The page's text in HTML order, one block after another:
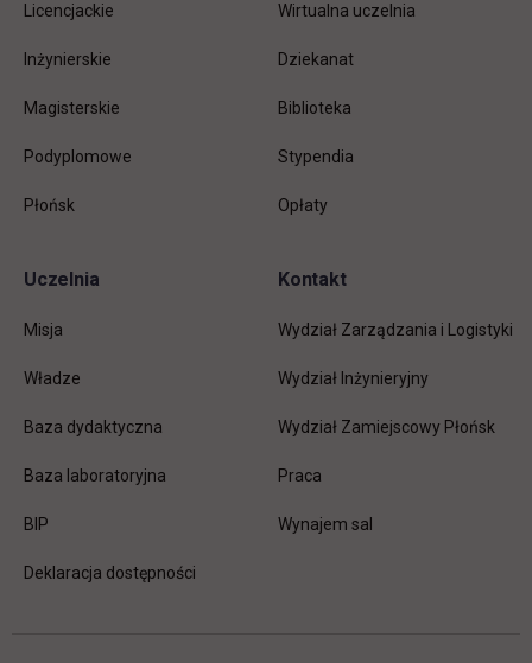
Licencjackie
Inżynierskie
Magisterskie
Podyplomowe
Płońsk
Wirtualna uczelnia
Dziekanat
Biblioteka
Stypendia
Opłaty
Uczelnia
Misja
Władze
Baza dydaktyczna
Baza laboratoryjna
BIP
Deklaracja dostępności
Kontakt
Wydział Zarządzania i Logistyki
Wydział Inżynieryjny
Wydział Zamiejscowy Płońsk
Praca
Wynajem sal